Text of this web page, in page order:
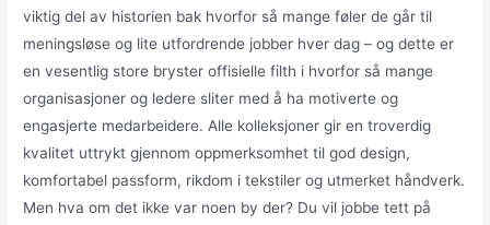
viktig del av historien bak hvorfor så mange føler de går til
meningsløse og lite utfordrende jobber hver dag – og dette er
en vesentlig store bryster offisielle filth i hvorfor så mange
organisasjoner og ledere sliter med å ha motiverte og
engasjerte medarbeidere. Alle kolleksjoner gir en troverdig
kvalitet uttrykt gjennom oppmerksomhet til god design,
komfortabel passform, rikdom i tekstiler og utmerket håndverk.
Men hva om det ikke var noen by der? Du vil jobbe tett på